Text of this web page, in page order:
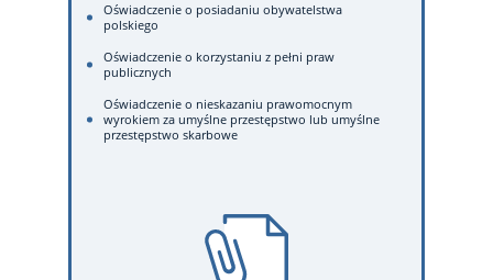
Oświadczenie o posiadaniu obywatelstwa
polskiego
Oświadczenie o korzystaniu z pełni praw
publicznych
Oświadczenie o nieskazaniu prawomocnym
wyrokiem za umyślne przestępstwo lub umyślne
przestępstwo skarbowe